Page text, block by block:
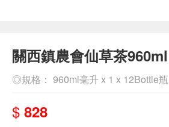
關西鎮農會仙草茶960ml
◎規格： 960ml毫升 x 1 x 12Bottle瓶
$ 828